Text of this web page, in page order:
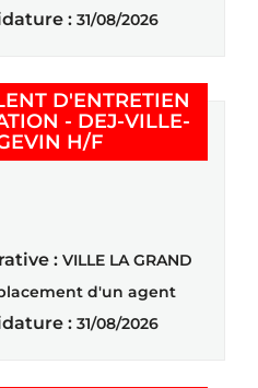
: 31/08/2026
D'ENTRETIEN
- DEJ-VILLE-
H/F(Nouvelle
: VILLE LA GRAND
d'un agent
: 31/08/2026